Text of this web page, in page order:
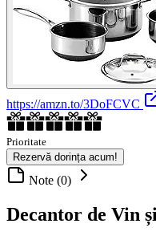
https://amzn.to/3DoFCVC
Prioritate
Rezervă dorința acum!
Note (0)
Decantor de Vin